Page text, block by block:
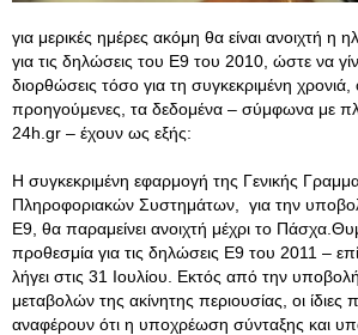
για μερικές ημέρες ακόμη θα είναι ανοιχτή η
για τις δηλώσεις του Ε9 του 2010, ώστε να
διορθώσεις τόσο για τη συγκεκριμένη χρονιά,
προηγούμενες, τα δεδομένα – σύμφωνα με
24h.gr – έχουν ως εξής:
Η συγκεκριμένη εφαρμογή της Γενικής
Πληροφοριακών Συστημάτων, για την
Ε9, θα παραμείνει ανοιχτή μέχρι το
προθεσμία για τις δηλώσεις Ε9 του 2011 –
λήγει στις 31 Ιουλίου. Εκτός από την
μεταβολών της ακίνητης περιουσίας, οι ίδιες
αναφέρουν ότι η υποχρέωση σύνταξης και